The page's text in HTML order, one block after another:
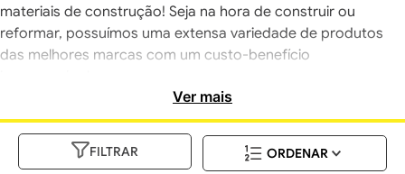
materiais de construção! Seja na hora de construir ou
reformar, possuímos uma extensa variedade de produtos
das melhores marcas com um custo-benefício
Ver mais
FILTRAR